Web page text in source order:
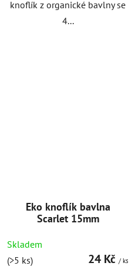
knoflík z organické bavlny se
4...
Eko knoflík bavlna
Scarlet 15mm
Skladem
(>5 ks)
24 Kč / ks